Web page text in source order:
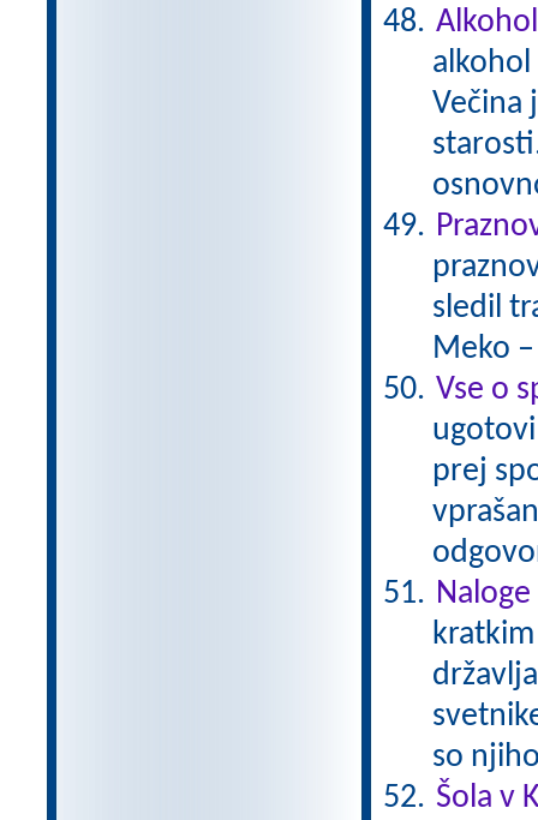
alkohol
Večina
sledil
Meko
Vse o
prej
so
Šola v